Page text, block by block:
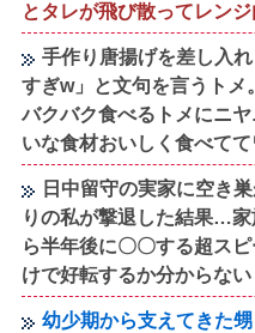
とタレが飛び散ってレン
手作り唐揚げを差し入
すぎw」と文句を言うト
バクバク食べるトメにニ
いな食材おいしく食べてて
日中留守の実家に空き
りの私が撃退した結果…
ら半年後に〇〇する超ス
けで好転するか分からない
幼少期から支えてきた